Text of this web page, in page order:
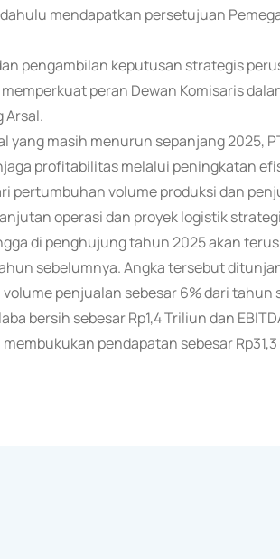
mendapatkan persetujuan
pengambilan keputusan strategis
peran Dewan Komisaris
Arsal.
masih menurun sepanjang 2025,
profitabilitas melalui peningkatan
pertumbuhan volume produksi dan
operasi dan proyek logistik
di penghujung tahun 2025 akan
sebelumnya. Angka tersebut
penjualan sebesar 6% dari tahun
bersih sebesar Rp1,4 Triliun dan
pendapatan sebesar